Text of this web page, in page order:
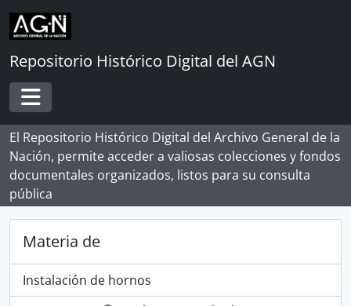
Skip to main content
Repositorio Histórico Digital del AGN
Toggle navigation
El Repositorio Histórico Digital del Archivo General de la
Nación, permite acceder a valiosas colecciones y fondos
documentales organizados, listos para su consulta
pública
Materia de
Instalación de hornos